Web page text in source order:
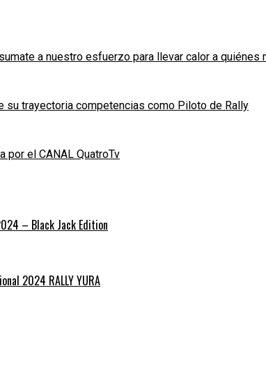
a nuestro esfuerzo para llevar calor a quiénes
su trayectoria competencias como Piloto de Rally
por el CANAL QuatroTv
– Black Jack Edition
2024 RALLY YURA